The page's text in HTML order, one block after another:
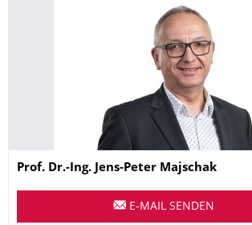
Name
Prof. Dr.-Ing. Jens-Peter Majschak
E-MAIL SENDEN